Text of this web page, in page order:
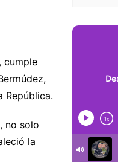
cumple
República.
no solo
la